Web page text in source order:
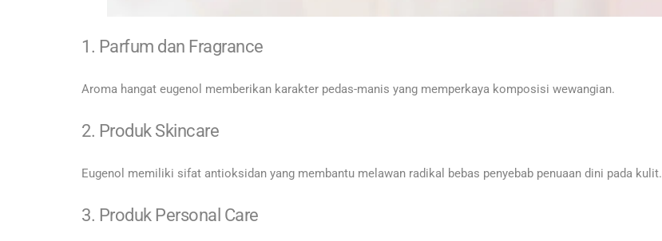
1. Parfum dan Fragrance
Aroma hangat eugenol memberikan karakter pedas-manis yang memperkaya komposisi wewangian.
2. Produk Skincare
Eugenol memiliki sifat antioksidan yang membantu melawan radikal bebas penyebab penuaan dini pada kulit.
3. Produk Personal Care